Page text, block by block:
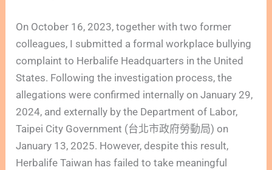
On October 16, 2023, together with two former
colleagues, I submitted a formal workplace bullying
complaint to Herbalife Headquarters in the United
States. Following the investigation process, the
allegations were confirmed internally on January 29,
2024, and externally by the Department of Labor,
Taipei City Government (台北市政府勞動局) on
January 13, 2025. However, despite this result,
Herbalife Taiwan has failed to take meaningful